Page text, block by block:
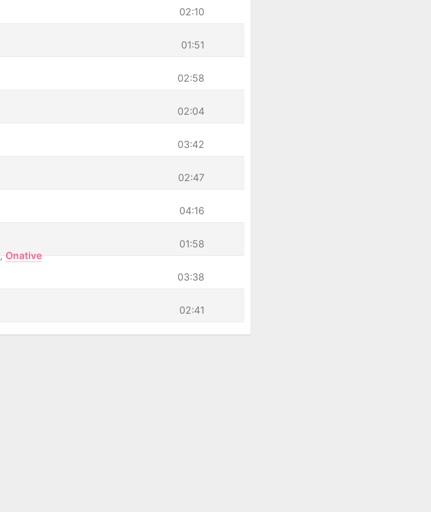
02:10
01:51
02:58
02:04
03:42
02:47
04:16
01:58
, Onative
03:38
02:41